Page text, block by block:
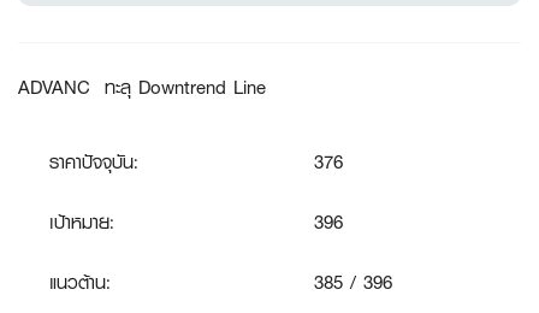
ADVANC ทะลุ Downtrend Line
ราคาปัจจุบัน:
376
เป้าหมาย:
396
แนวต้าน:
385 / 396